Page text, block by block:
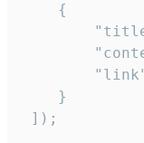
    {
    }
]);